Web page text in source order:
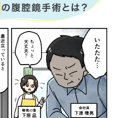
話無料相談
5570
365日 電話受付
LINEで相談 無料
アクセス